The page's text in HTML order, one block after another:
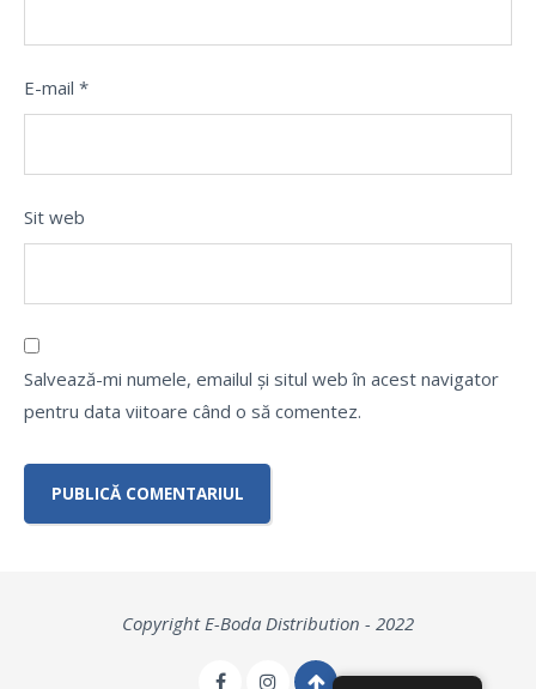
E-mail *
Sit web
Salvează-mi numele, emailul și situl web în acest navigator
pentru data viitoare când o să comentez.
Copyright E-Boda Distribution - 2022